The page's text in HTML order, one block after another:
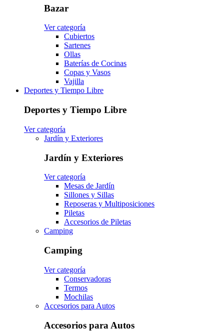
Bazar
Ver categoría
Cubiertos
Sartenes
Ollas
Baterías de Cocinas
Copas y Vasos
Vajilla
Deportes y Tiempo Libre
Deportes y Tiempo Libre
Ver categoría
Jardín y Exteriores
Jardín y Exteriores
Ver categoría
Mesas de Jardín
Sillones y Sillas
Reposeras y Multiposiciones
Piletas
Accesorios de Piletas
Camping
Camping
Ver categoría
Conservadoras
Termos
Mochilas
Accesorios para Autos
Accesorios para Autos